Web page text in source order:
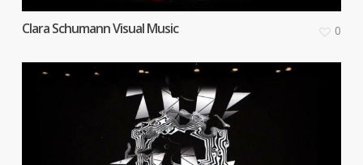
Clara Schumann Visual Music 0